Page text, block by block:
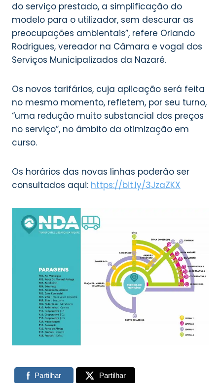
do serviço prestado, a simplificação do
modelo para o utilizador, sem descurar as
preocupações ambientais”, refere Orlando
Rodrigues, vereador na Câmara e vogal dos
Serviços Municipalizados da Nazaré.
Os novos tarifários, cuja aplicação será feita
no mesmo momento, refletem, por seu turno,
“uma redução muito substancial dos preços
no serviço”, no âmbito da otimização em
curso.
Os horários das novas linhas poderão ser
consultados aqui: https://bit.ly/3JzaZKX
Partilhar Partilhar